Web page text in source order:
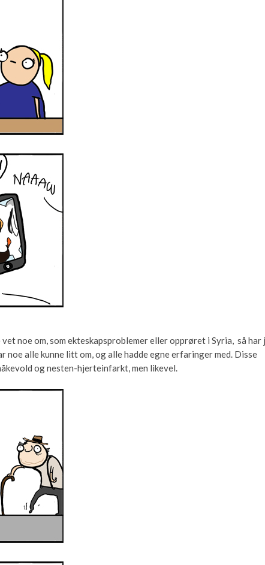
noe om, som ekteskapsproblemer eller opprøret i Syria, så har
noe alle kunne litt om, og alle hadde egne erfaringer med. Disse
og nesten-hjerteinfarkt, men likevel.